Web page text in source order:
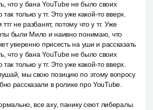
что у бана YouTube не было своих
так только у тг. Это уже какой-то вверх.
не разбанят, потому что у тг. Уже
были Мило и наивно понимаю, что
уверенно присесть на уши и рассказать
что у бана YouTube не было своих
так только у тг. Это уже какой-то вверх.
мы свою позицию по этому вопросу
рассказали в ролике про YouTube.
все аху, панику сеют либералы.